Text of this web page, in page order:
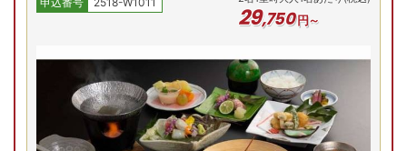
半露天風呂付客室【和室8帖+洋室8帖】
和洋室
Previous
8/6(木)
8/7(金)
残り1室
38,400円
8/8(土) 8/9(日)
連絡下さい
29,750円～